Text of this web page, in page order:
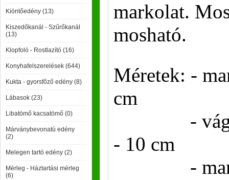
Kiöntőedény (13)
Kiszedőkanál - Szűrőkanál
(13)
Klopfoló - Rostlazító (16)
Konyhafelszerelések (644)
Kukta - gyorsfőző edény (8)
Lábasok (23)
Libatömő kacsatömő (0)
Márványbevonatú edény
(2)
Melegen tartó edény (2)
Mérleg - Háztartási mérleg
(6)
markolat.
mosható.
Méretek: -
cm
- vágó
- 10 cm
-